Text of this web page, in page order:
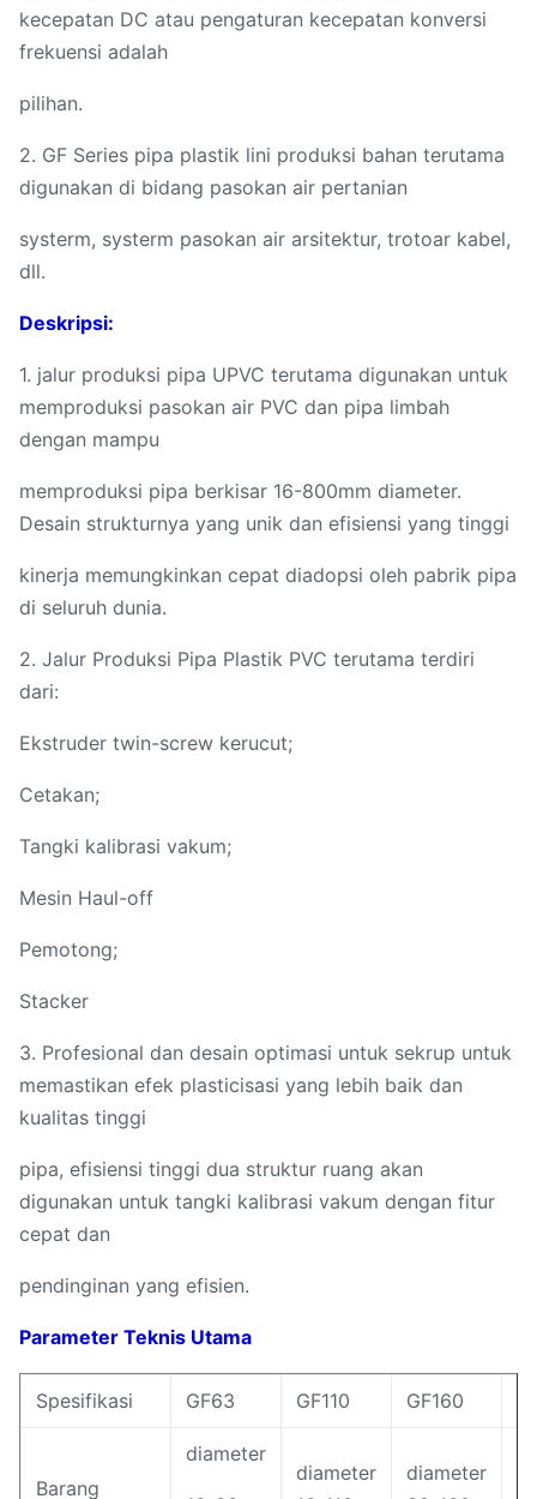
kecepatan DC atau pengaturan kecepatan konversi
frekuensi adalah
pilihan.
2. GF Series pipa plastik lini produksi bahan terutama
digunakan di bidang pasokan air pertanian
systerm, systerm pasokan air arsitektur, trotoar kabel,
dll.
Deskripsi:
1. jalur produksi pipa UPVC terutama digunakan untuk
memproduksi pasokan air PVC dan pipa limbah
dengan mampu
memproduksi pipa berkisar 16-800mm diameter.
Desain strukturnya yang unik dan efisiensi yang tinggi
kinerja memungkinkan cepat diadopsi oleh pabrik pipa
di seluruh dunia.
2. Jalur Produksi Pipa Plastik PVC terutama terdiri
dari:
Ekstruder twin-screw kerucut;
Cetakan;
Tangki kalibrasi vakum;
Mesin Haul-off
Pemotong;
Stacker
3. Profesional dan desain optimasi untuk sekrup untuk
memastikan efek plasticisasi yang lebih baik dan
kualitas tinggi
pipa, efisiensi tinggi dua struktur ruang akan
digunakan untuk tangki kalibrasi vakum dengan fitur
cepat dan
pendinginan yang efisien.
Parameter Teknis Utama
Spesifikasi GF63 GF110 GF160
Barang
diameter
diameter
diameter